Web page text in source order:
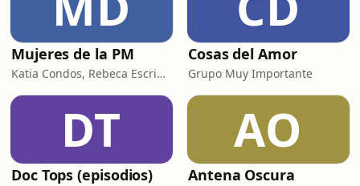
Mujeres de la PM
Katia Condos, Rebeca Escribens, Almendra Gomelsky y Gianella Neyra
Cosas del Amor
Grupo Muy Importante
DT
Doc Tops (episodios)
AO
Antena Oscura